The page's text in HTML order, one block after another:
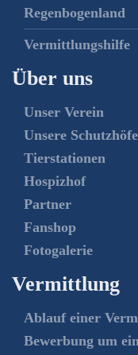
Regenbogenland
Vermittlungshilfe
Über uns
Unser Verein
Unsere Schutzhöfe
Tierstationen
Hospizhof
Partner
Fanshop
Fotogalerie
Vermittlung
Ablauf einer
Bewerbung um